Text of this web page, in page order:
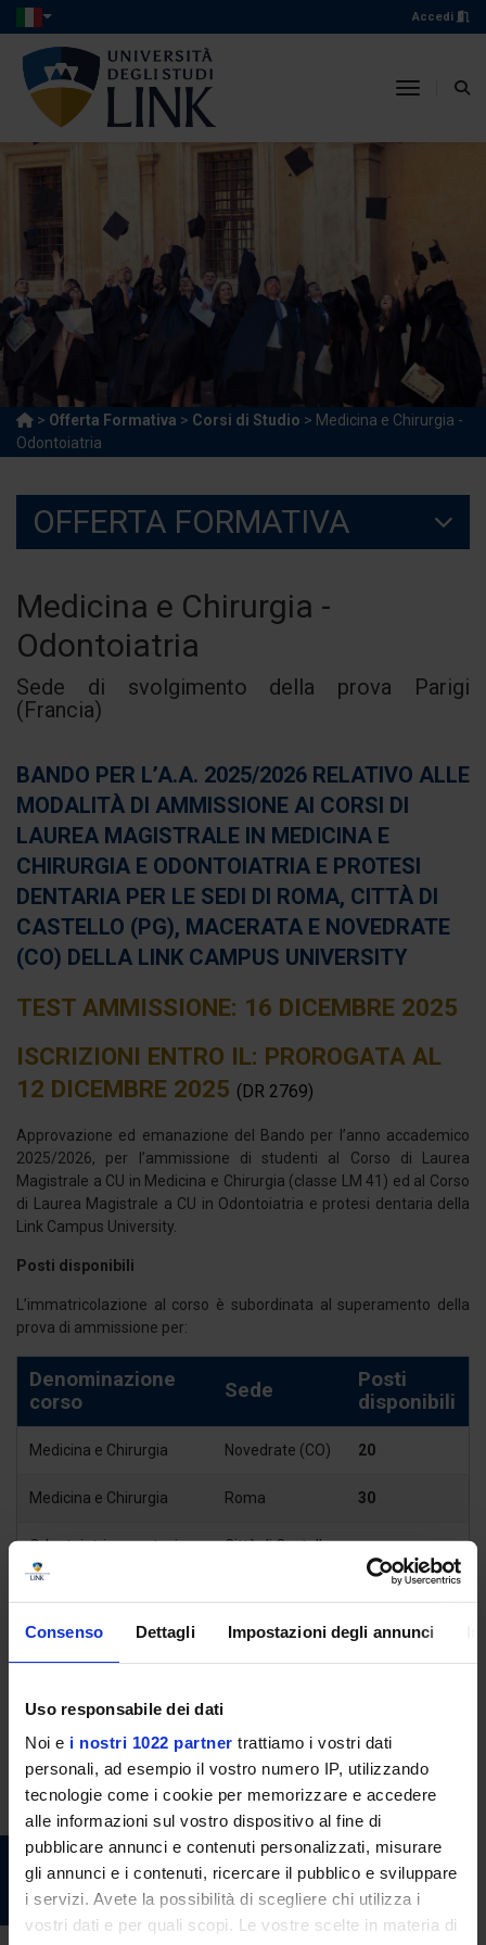
Consenso Dettagli Impostazioni degli annunci
Uso responsabile dei dati
Noi e i nostri 1022 partner trattiamo i vostri dati
personali, ad esempio il vostro numero IP, utilizzando
tecnologie come i cookie per memorizzare e accedere
alle informazioni sul vostro dispositivo al fine di
pubblicare annunci e contenuti personalizzati, misurare
gli annunci e i contenuti, ricercare il pubblico e sviluppare
i servizi. Avete la possibilità di scegliere chi utilizza i
vostri dati e per quali scopi. Le vostre scelte in materia di
Accedi
toggle
> Offerta Formativa > Corsi di Studio > Medicina e Chirurgia -
Odontoiatria
OFFERTA FORMATIVA
Medicina e Chirurgia -
Odontoiatria
Sede di svolgimento della prova Parigi
(Francia)
BANDO PER L’A.A. 2025/2026 RELATIVO ALLE
MODALITÀ DI AMMISSIONE AI CORSI DI
LAUREA MAGISTRALE IN MEDICINA E
CHIRURGIA E ODONTOIATRIA E PROTESI
DENTARIA PER LE SEDI DI ROMA, CITTÀ DI
CASTELLO (PG), MACERATA E NOVEDRATE
(CO) DELLA LINK CAMPUS UNIVERSITY
TEST AMMISSIONE: 16 DICEMBRE 2025
ISCRIZIONI ENTRO IL: PROROGATA AL
12 DICEMBRE 2025 (DR 2769)
Approvazione ed emanazione del Bando per l’anno accademico
2025/2026, per l’ammissione di studenti al Corso di Laurea
Magistrale a CU in Medicina e Chirurgia (classe LM 41) ed al Corso
di Laurea Magistrale a CU in Odontoiatria e protesi dentaria della
Link Campus University.
Posti disponibili
L’immatricolazione al corso è subordinata al superamento della
prova di ammissione per:
Denominazione
corso
Sede
Posti
disponibili
Medicina e Chirurgia Novedrate (CO) 20
Medicina e Chirurgia Roma 30
Odontoiatria e protesi
dentaria
Città di Castello
dentaria
Macerata 10
dentaria
SCARICA IL BANDO
SCARICA IL DR PROROGA ISCRIZIONE AL 12
DICEMBRE